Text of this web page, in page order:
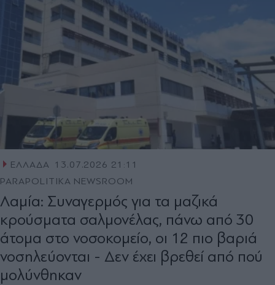
ΕΛΛΑΔΑ 13.07.2026 21:11
PARAPOLITIKA NEWSROOM
Λαμία: Συναγερμός για τα μαζικά
κρούσματα σαλμονέλας, πάνω από 30
άτομα στο νοσοκομείο, οι 12 πιο βαριά
νοσηλεύονται - Δεν έχει βρεθεί από πού
μολύνθηκαν